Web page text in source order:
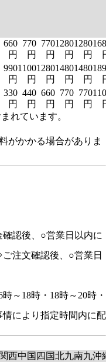
660
円
770
円
770
円
1280
円
1280
円
990
円
1100
円
1280
円
1480
円
1480
円
330
円
440
円
660
円
770
円
770
円
れています。
がかかる場合がありま
認後、○営業日以内に
注文確認後、○営業日
～18時・18時～20時・
により指定時間内に配
関西中国 四国北九南九沖